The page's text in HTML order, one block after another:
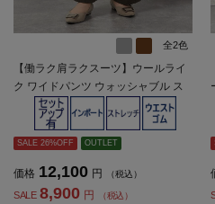
全2色
【働ラク肩ラクスーツ】ウールライ
ク ワイドパンツ ウォッシャブル ス
トレッチ SOFFICE 秋冬【レディー
SALE 26%OFF OUTLET
価格 12,100 円 （税込）
SALE 8,900 円 （税込）